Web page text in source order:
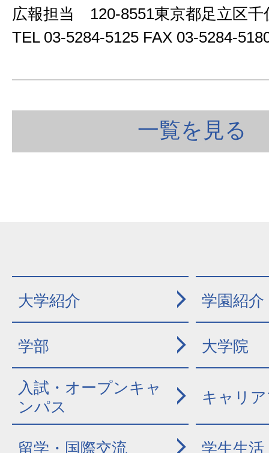
広報担当 120-8551東京都足立区
TEL 03-5284-5125 FAX 03-5284-
一覧を見る
大学紹介 学園紹介
学部 大学院
入試・オープンキャ
ンパス
キャリ
留学・国際交流 学生生活